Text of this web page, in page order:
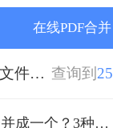
全。助您快速实
在一起，无需安
在线PDF合并
怎么将多个pdf文件合并在一起 查询到
多个PDF怎么合并成一个？3种方法，1分钟全搞定！！